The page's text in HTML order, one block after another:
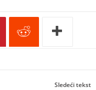
Sledeći tekst